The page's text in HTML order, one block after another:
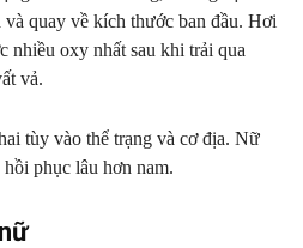
quay về kích thước ban đầu. Hơi
nhiều oxy nhất sau khi trải qua
vả.
tùy vào thể trạng và cơ địa. Nữ
phục lâu hơn nam.